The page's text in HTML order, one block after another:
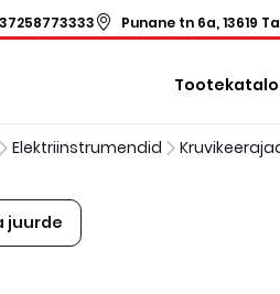
Punane tn 6a, 13619
Elektriinstrumendid
juurde